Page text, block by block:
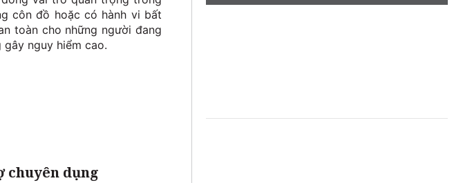
côn đồ hoặc có hành vi bất
toàn cho những người đang
nguy hiểm cao.
chuyên dụng